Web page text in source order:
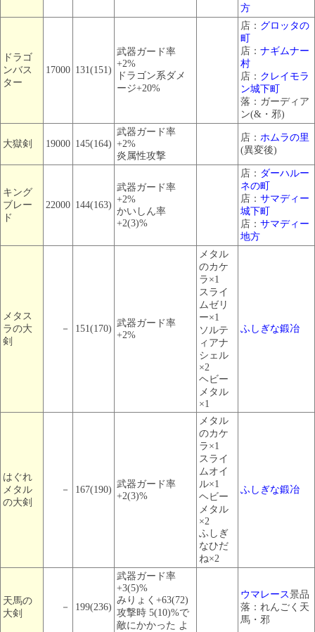
方
ドラゴ
ンバス
ター
17000 131(151)
武器ガード率
+2%
ドラゴン系ダメ
ージ+20%
店： グロッタの
町
店： ナギムナー
村
店： クレイモラ
ン城下町
落：ガーディア
ン(&・邪)
大獄剣 19000 145(164)
武器ガード率
+2%
炎属性攻撃
店： ホムラの里
(異変後)
キング
ブレー
ド
22000 144(163)
武器ガード率
+2%
かいしん率
+2(3)%
店： ダーハルー
ネの町
店： サマディー
城下町
店： サマディー
地方
メタス
ラの大
剣
－ 151(170)
武器ガード率
+2%
メタル
のカケ
ラ×1
スライ
ムゼリ
ー×1
ソルテ
ィアナ
シェル
×2
ヘビー
メタル
×1
ふしぎな鍛冶
はぐれ
メタル
の大剣
－ 167(190)
武器ガード率
+2(3)%
メタル
のカケ
ラ×1
スライ
ムオイ
ル×1
ヘビー
メタル
×2
ふしぎ
なひだ
ね×2
ふしぎな鍛冶
天馬の
大剣
－ 199(236)
武器ガード率
+3(5)%
みりょく+63(72)
攻撃時 5(10)%で
敵にかかった よ
ウマレース景品
落：れんごく天
馬・邪